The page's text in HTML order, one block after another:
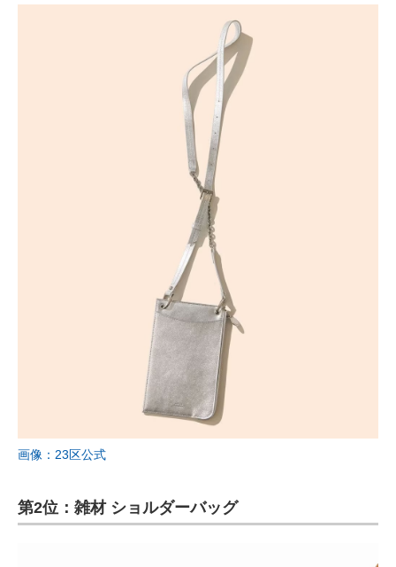
画像：23区公式
第2位：雑材 ショルダーバッグ